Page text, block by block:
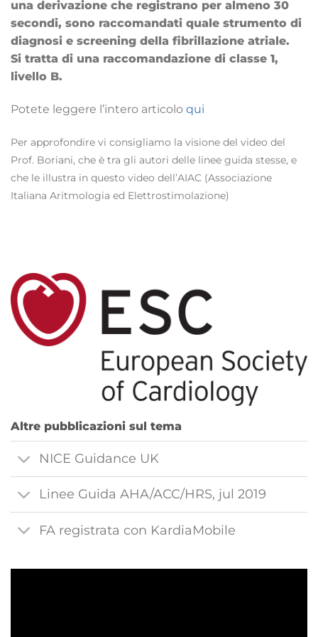
una derivazione che registrano per almeno 30
secondi, sono raccomandati quale strumento di
diagnosi e screening della fibrillazione atriale.
Si tratta di una raccomandazione di classe 1,
livello B.
Potete leggere l’intero articolo qui
Per approfondire vi consigliamo la visione del video del
Prof. Boriani, che è tra gli autori delle linee guida stesse, e
che le illustra in questo video dell’AIAC (Associazione
Italiana Aritmologia ed Elettrostimolazione)
Altre pubblicazioni sul tema
NICE Guidance UK
Linee Guida AHA/ACC/HRS, jul 2019
FA registrata con KardiaMobile